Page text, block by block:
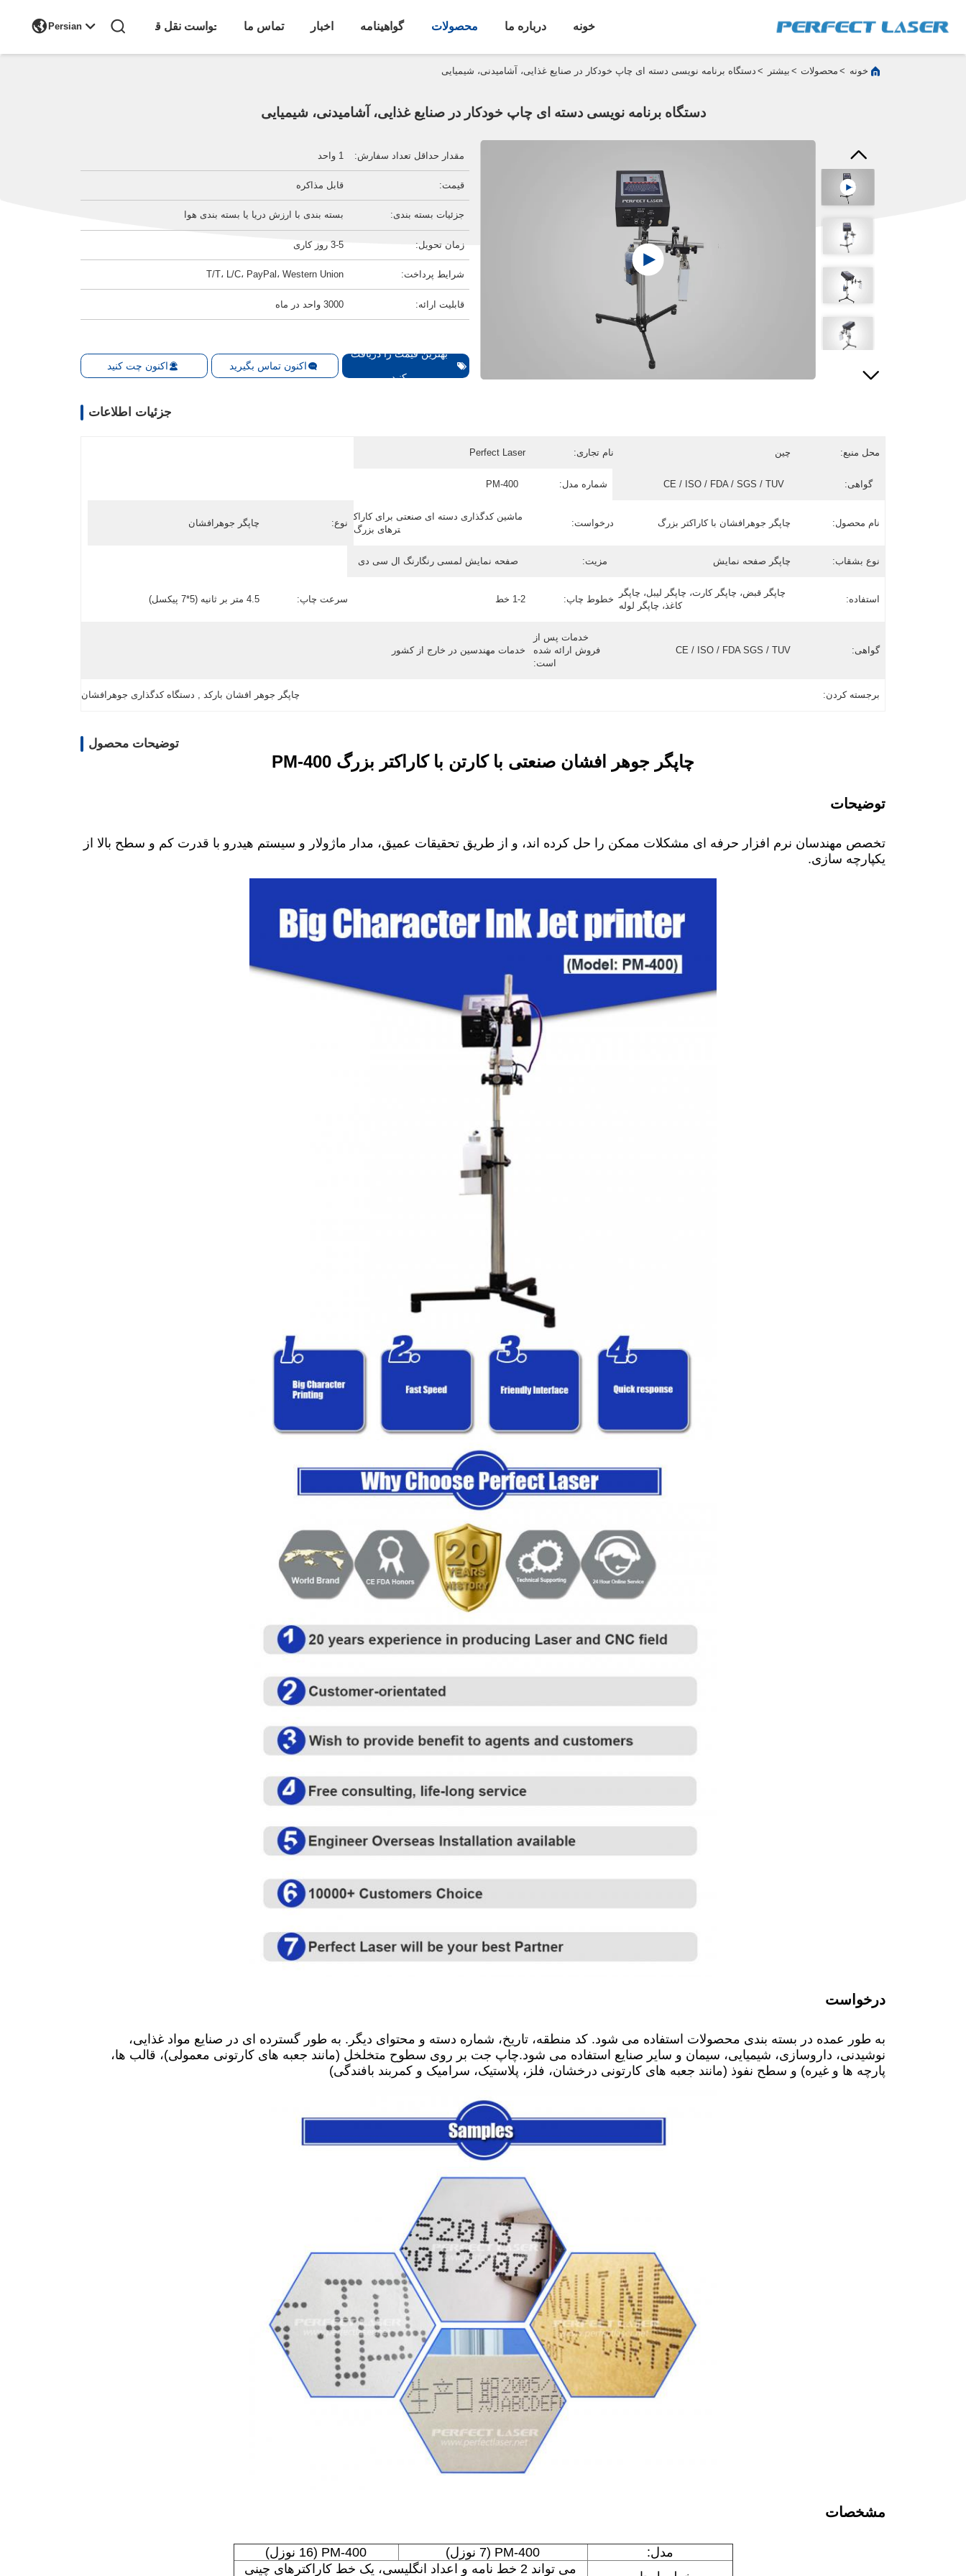
خونه درباره ما محصولات گواهینامه اخبار تماس ما درخواست نقل قول Persian 
خونه > محصولات > بیشتر > دستگاه برنامه نویسی دسته ای چاپ خودکار در صنایع غذایی، آشامیدنی، شیمیایی
دستگاه برنامه نویسی دسته ای چاپ خودکار در صنایع غذایی، آشامیدنی، شیمیایی
مقدار حداقل تعداد سفارش: 1 واحد
قیمت: قابل مذاکره
جزئیات بسته بندی: بسته بندی با ارزش دریا یا بسته بندی هوا
زمان تحویل: 3-5 روز کاری
شرایط پرداخت: T/T، L/C، PayPal، Western Union
قابلیت ارائه: 3000 واحد در ماه
بهترین قیمت را دریافت
کنید
اکنون تماس بگیرید اکنون چت کنید
جزئیات اطلاعات
محل منبع: چین نام تجاری: Perfect Laser
گواهی: CE / ISO / FDA / SGS / TUV شماره مدل: PM-400
نام محصول: چاپگر جوهرافشان با کاراکتر بزرگ درخواست:
ماشین کدگذاری دسته ای صنعتی برای کاراک
ترهای بزرگ
نوع: چاپگر جوهرافشان
نوع بشقاب: چاپگر صفحه نمایش مزیت: صفحه نمایش لمسی رنگارنگ ال سی دی
استفاده:
چاپگر قبض، چاپگر کارت، چاپگر لیبل، چاپگر
کاغذ، چاپگر لوله
خطوط چاپ: 1-2 خط سرعت چاپ: 4.5 متر بر ثانیه (5*7 پیکسل)
گواهی: CE / ISO / FDA SGS / TUV
خدمات پس از
فروش ارائه شده
است:
خدمات مهندسین در خارج از کشور
برجسته کردن: چاپگر جوهر افشان بارکد , دستگاه کدگذاری جوهرافشان
توضیحات محصول
چاپگر جوهر افشان صنعتی با کارتن با کاراکتر بزرگ PM-400
توضیحات
تخصص مهندسان نرم افزار حرفه ای مشکلات ممکن را حل کرده اند، و از طریق تحقیقات عمیق، مدار ماژولار و سیستم هیدرو با قدرت کم و سطح بالا از
یکپارچه سازی.
درخواست
به طور عمده در بسته بندی محصولات استفاده می شود. کد منطقه، تاریخ، شماره دسته و محتوای دیگر. به طور گسترده ای در صنایع مواد غذایی،
نوشیدنی، داروسازی، شیمیایی، سیمان و سایر صنایع استفاده می شود.چاپ جت بر روی سطوح متخلخل (مانند جعبه های کارتونی معمولی)، قالب ها،
پارچه ها و غیره) و سطح نفوذ (مانند جعبه های کارتونی درخشان، فلز، پلاستیک، سرامیک و کمربند بافندگی)
مشخصات
مدل: PM-400 (7 نوزل)
PM-400 (16 نوزل)
می تواند 2 خط نامه و اعداد انگلیسی، یک خط کاراکترهای چینی